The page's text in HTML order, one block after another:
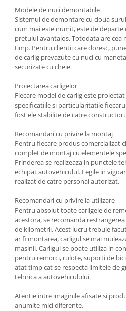
Carlige Suzuki
Carlige Tesla
Carlige Toyota
Carlige Volkswagen
Carlige Volvo
Carlige Xpeng
Carlige Xpeng G6
Carlige Xpeng G9
Modele de nuci demontabile
Sistemul de demontare cu doua
cum mai este numit, este de
pretului avantajos. Totodata are cea
timp. Pentru clientii care doresc,
de carlig prevazute cu nuci cu
securizate cu cheie.
Proiectarea carligelor
Fiecare model de carlig este
specificatiile si particularitatile
fost ele stabilite de catre
Recomandari cu privire la montaj
Pentru fiecare produs comercializat
complet de montaj cu elementele
Prinderea se realizeaza in punctele
echipat autovehiculul. Legile in
realizat de catre personal autorizat.
Recomandari cu privire la utilizare
Pentru absolut toate carligele de
acestora, se recomanda
de kilometrii. Acest lucru trebuie
ar fi montarea, carligul se mai
masinii. Carligul se poate utiliza in
pentru remorci, rulote, suporti de
atat timp cat se respecta limitele de
tehnica a autovehiculului.
Atentie intre imaginile afisate si
anumite mici diferente.